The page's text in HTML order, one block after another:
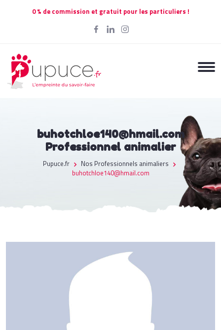
0 % de commission et gratuit pour les particuliers !
buhotchloe140@hmail.com
Professionnel animalier
Pupuce.fr
Nos Professionnels animaliers
buhotchloe140@hmail.com